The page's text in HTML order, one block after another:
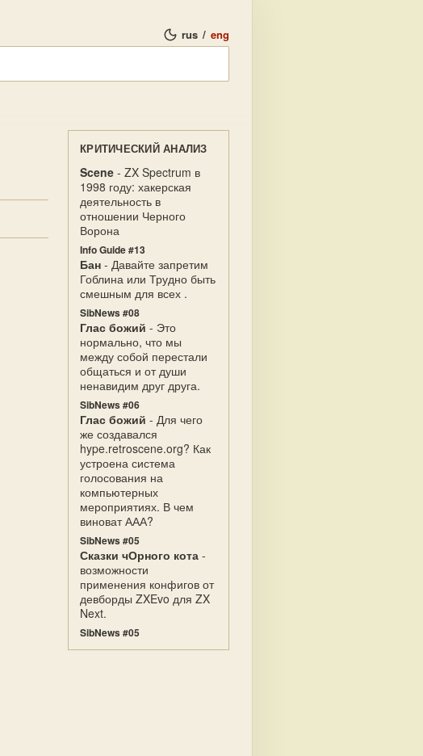
rus / eng
КРИТИЧЕСКИЙ АНАЛИЗ
Scene - ZX Spectrum в
1998 году: хакерская
деятельность в
отношении Черного
Ворона
Info Guide #13
Бан - Давайте запретим
Гоблина или Трудно быть
смешным для всех .
SibNews #08
Глас божий - Это
нормально, что мы
между собой перестали
общаться и от души
ненавидим друг друга.
SibNews #06
Глас божий - Для чего
же создавался
hype.retroscene.org? Как
устроена система
голосования на
компьютерных
мероприятиях. В чем
виноват ААА?
SibNews #05
Сказки чОрного кота -
возможности
применения конфигов от
девборды ZXEvo для ZX
Next.
SibNews #05